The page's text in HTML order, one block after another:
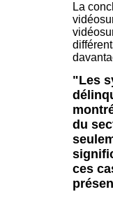
La
"Les
du
ces